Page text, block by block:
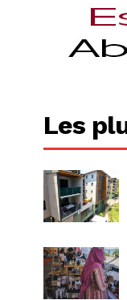
Les